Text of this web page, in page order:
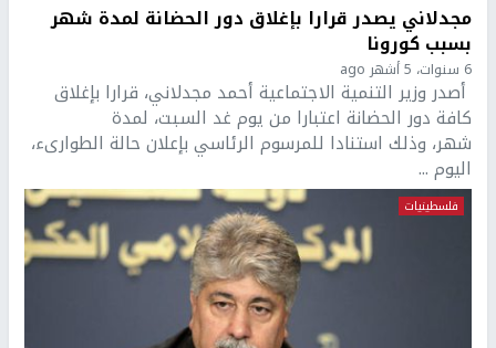
مجدلاني يصدر قرارا بإغلاق دور الحضانة لمدة شهر
بسبب كورونا
6 سنوات، 5 أشهر ago
أصدر وزير التنمية الاجتماعية أحمد مجدلاني، قرارا بإغلاق
كافة دور الحضانة اعتبارا من يوم غد السبت، لمدة
شهر، وذلك استنادا للمرسوم الرئاسي بإعلان حالة الطوارىء،
اليوم ...
فلسطينيات